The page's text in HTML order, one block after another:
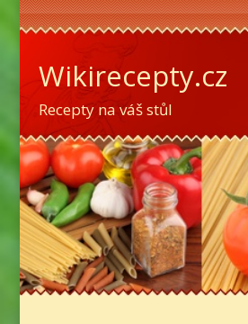
Wikirecepty.cz
Recepty na váš stůl